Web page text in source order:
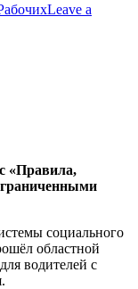
Leave a
«Правила,
социального
областной
водителей с